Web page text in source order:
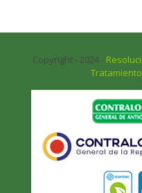
Copyright - 2024 -